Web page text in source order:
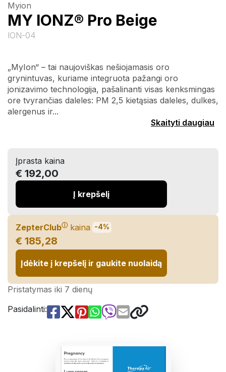
Myion
MY IONZ® Pro Beige
ION-04
„MyIon“ – tai naujoviškas nešiojamasis oro
grynintuvas, kuriame integruota pažangi oro
jonizavimo technologija, pašalinanti visas kenksmingas
ore tvyrančias daleles: PM 2,5 kietąsias daleles, dulkes,
alergenus ir...
Skaityti daugiau
Įprasta kaina
€ 192,00
Į krepšelį
ZepterClubⓘ kaina -4%
€ 185,28
Įdėkite į krepšelį ir gaukite nuolaidą
Pristatymas iki 7 dienų
Pasidalinti: